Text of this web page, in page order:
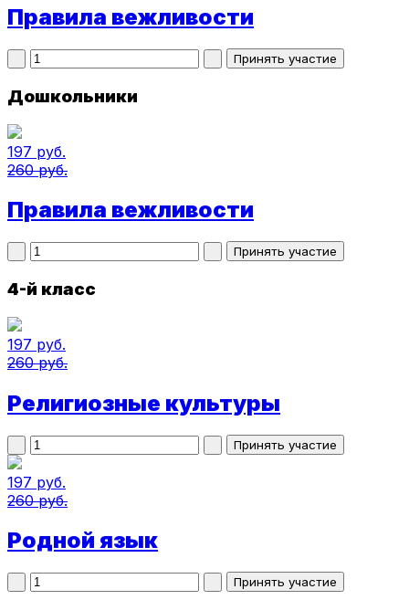
Правила вежливости
Дошкольники
197 руб.
260 руб.
Правила вежливости
4-й класс
197 руб.
260 руб.
Религиозные культуры
197 руб.
260 руб.
Родной язык